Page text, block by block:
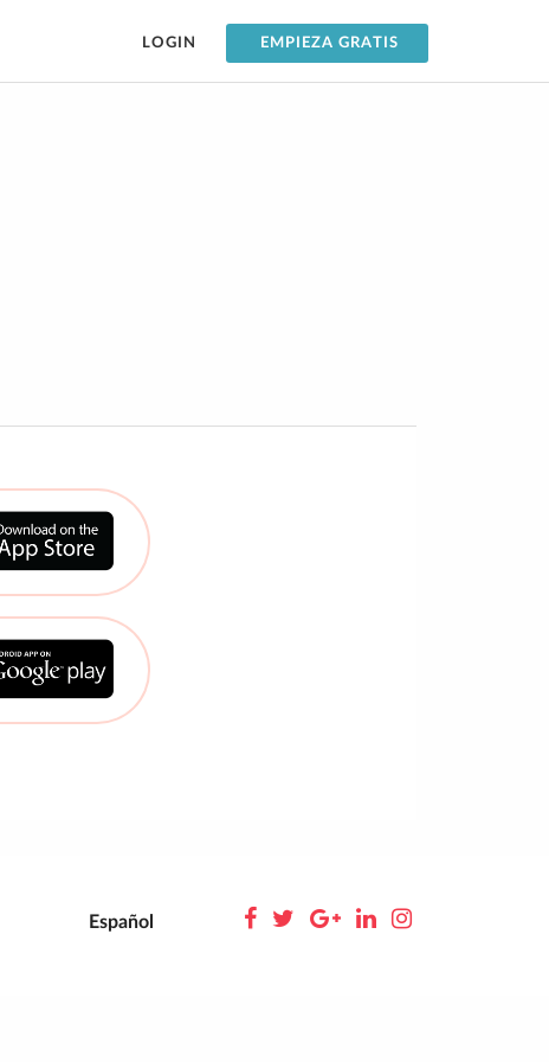
LOGIN EMPIEZA GRATIS
Español